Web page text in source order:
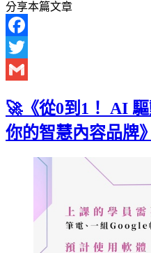
分享本篇文章
Facebook
Twitter
🚀《從0到1！ AI
你的智慧內容品牌》